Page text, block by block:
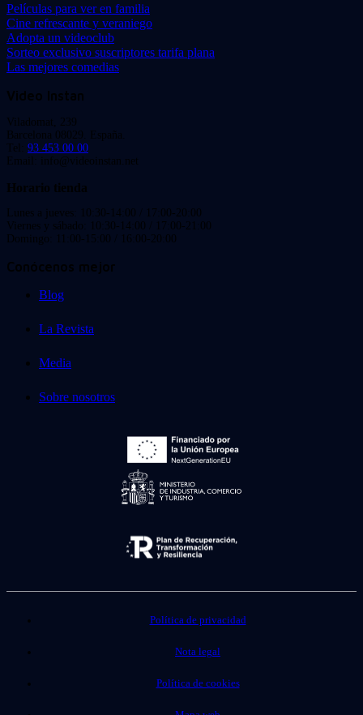
Películas para ver en familia
Cine refrescante y veraniego
Adopta un videoclub
Sorteo exclusivo suscriptores tarifa plana
Las mejores comedias
Video Instan
Viladomat, 239
Barcelona 08029. España.
Tel: 93 453 00 00
Email: info@videoinstan.net
Horario tienda
Lunes a jueves: 10:30-14:00 / 17:00-20:00
Viernes y sábado: 10:30-14:00 / 17:00-21:00
Domingo: 11:00-15:00 / 16:00-20:00
Conócenos mejor
Blog
La Revista
Media
Sobre nosotros
Política de privacidad
Nota legal
Política de cookies